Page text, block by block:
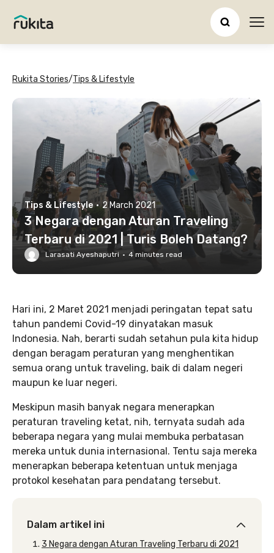
Rukita Stories/Tips & Lifestyle
Tips & Lifestyle · 2 March 2021
3 Negara dengan Aturan Traveling
Terbaru di 2021 | Turis Boleh Datang?
Larasati Ayeshaputri · 4 minutes read
Hari ini, 2 Maret 2021 menjadi peringatan tepat satu
tahun pandemi Covid-19 dinyatakan masuk
Indonesia. Nah, berarti sudah setahun pula kita hidup
dengan beragam peraturan yang menghentikan
semua orang untuk traveling, baik di dalam negeri
maupun ke luar negeri.
Meskipun masih banyak negara menerapkan
peraturan traveling ketat, nih, ternyata sudah ada
beberapa negara yang mulai membuka perbatasan
mereka untuk dunia internasional. Tentu saja mereka
menerapkan beberapa ketentuan untuk menjaga
protokol kesehatan para pendatang tersebut.
Dalam artikel ini
3 Negara dengan Aturan Traveling Terbaru di 2021